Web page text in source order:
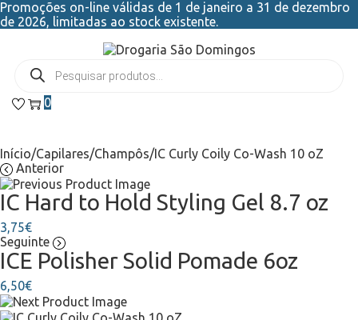
Promoções on-line válidas de 1 de janeiro a 31 de dezembro
de 2026, limitadas ao stock existente.
0
Início/Capilares/Champôs/IC Curly Coily Co-Wash 10 oZ
Anterior
IC Hard to Hold Styling Gel 8.7 oz
3,75€
Seguinte
ICE Polisher Solid Pomade 6oz
6,50€